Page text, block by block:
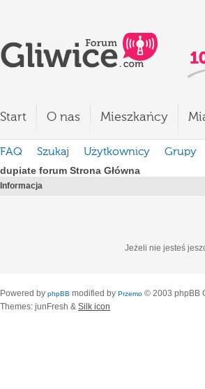
Start O nas Mieszkańcy
FAQ Szukaj Użytkownicy Grupy
dupiate forum Strona Główna
Informacja
Jeżeli nie jesteś
Powered by phpBB modified by Przemo © 2003 phpBB
Themes: junFresh & Silk icon